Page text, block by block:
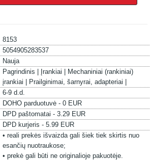
8153
5054905283537
Nauja
Pagrindinis | Įrankiai |
Mechaniniai (rankiniai)
įrankiai |
Prailginimai, šarnyrai, adapteriai |
6-9 d.d.
DOHO parduotuvė - 0 EUR
DPD paštomatai - 3.29 EUR
DPD kurjeris - 5.99 EUR
• reali prekės išvaizda gali šiek tiek skirtis nuo
esančių nuotraukose;
• prekė gali būti ne originalioje pakuotėje.